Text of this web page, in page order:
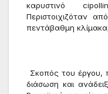
καρυστινό
Περιστοιχιζόταν
πεντάβαθμη
Σκοπός του έργου,
διάσωση και